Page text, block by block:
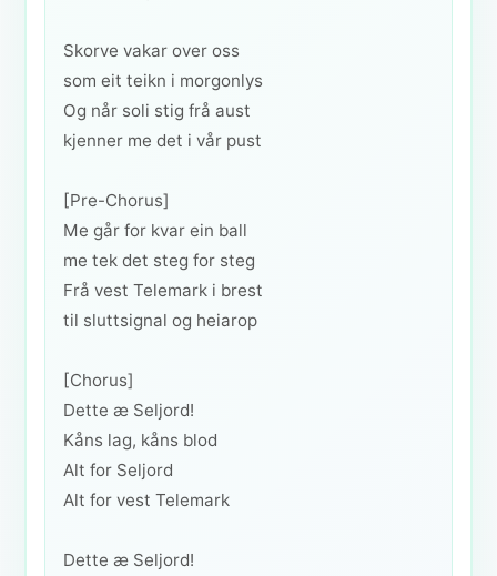
Skorve vakar over oss
som eit teikn i morgonlys
Og når soli stig frå aust
kjenner me det i vår pust
[Pre-Chorus]
Me går for kvar ein ball
me tek det steg for steg
Frå vest Telemark i brest
til sluttsignal og heiarop
[Chorus]
Dette æ Seljord!
Kåns lag, kåns blod
Alt for Seljord
Alt for vest Telemark
Dette æ Seljord!